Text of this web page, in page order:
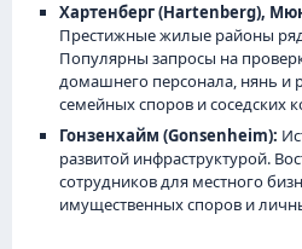
Хартенберг (Hartenberg),
Престижные жилые районы
Популярны запросы на
домашнего персонала, нянь и
семейных споров и соседских
Гонзенхайм (Gonsenheim):
развитой инфраструктурой.
сотрудников для местного
имущественных споров и